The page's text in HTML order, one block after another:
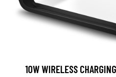
10W WIRELESS